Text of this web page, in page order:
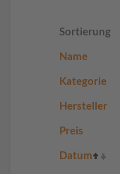
Sortierung
Name
Kategorie
Hersteller
Preis
Datum